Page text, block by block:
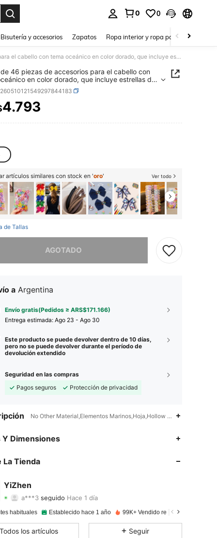
0 0
Bisutería y accesorios Zapatos Ropa interior y ropa para dormir
Juego de 46 piezas de accesorios para el cabello con tema oceánico en color dorado, que incluye estrellas de mar, conchas, caracoles, perlas, ligas para el cabello, clips, pasadores, adecuado para mujeres & niñas, pasadores deslizantes, clips de garra
46 piezas de accesorios para el cabello con
en color dorado, que incluye estrellas de
caracoles, perlas, ligas para el cabello,
adecuado para mujeres & niñas,
deslizantes, clips de garra
AND AVAILABILITY
4.793
artículos similares con stock en 'oro' Ver todo
de Tallas
AGOTADO
este producto está agotado.
a Argentina
Envío gratis(Pedidos ≥ ARS$171.166)
Entrega estimada: Ago 23 - Ago 30
Este producto se puede devolver dentro de 10 días,
pero no se puede devolver durante el período de
devolución extendido
Seguridad en las compras
Pagos seguros
Protección de privacidad
No Other Material,Elementos Marinos,Hoja,Hollow Out,Lazo
Y Dimensiones
La Tienda
YiZhen
4,92
4,92 Calificación 355Artículos
4,92 355 6.3K
habituales Establecido hace 1 año 99K+ Vendido recientemente
Todos los artículos Seguir